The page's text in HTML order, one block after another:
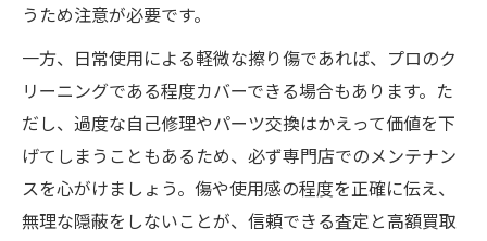
うため注意が必要です。
一方、日常使用による軽微な擦り傷であれば、プロのク
リーニングである程度カバーできる場合もあります。た
だし、過度な自己修理やパーツ交換はかえって価値を下
げてしまうこともあるため、必ず専門店でのメンテナン
スを心がけましょう。傷や使用感の程度を正確に伝え、
無理な隠蔽をしないことが、信頼できる査定と高額買取